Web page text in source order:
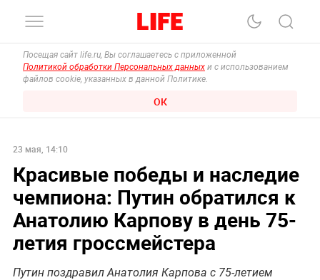
Посещая сайт life.ru, Вы соглашаетесь с приложенной
Политикой обработки Персональных данных и с использованием
файлов cookie, указанных в данной Политике.
ОК
23 мая, 14:10
Красивые победы и наследие
чемпиона: Путин обратился к
Анатолию Карпову в день 75-
летия гроссмейстера
Путин поздравил Анатолия Карпова с 75-летием